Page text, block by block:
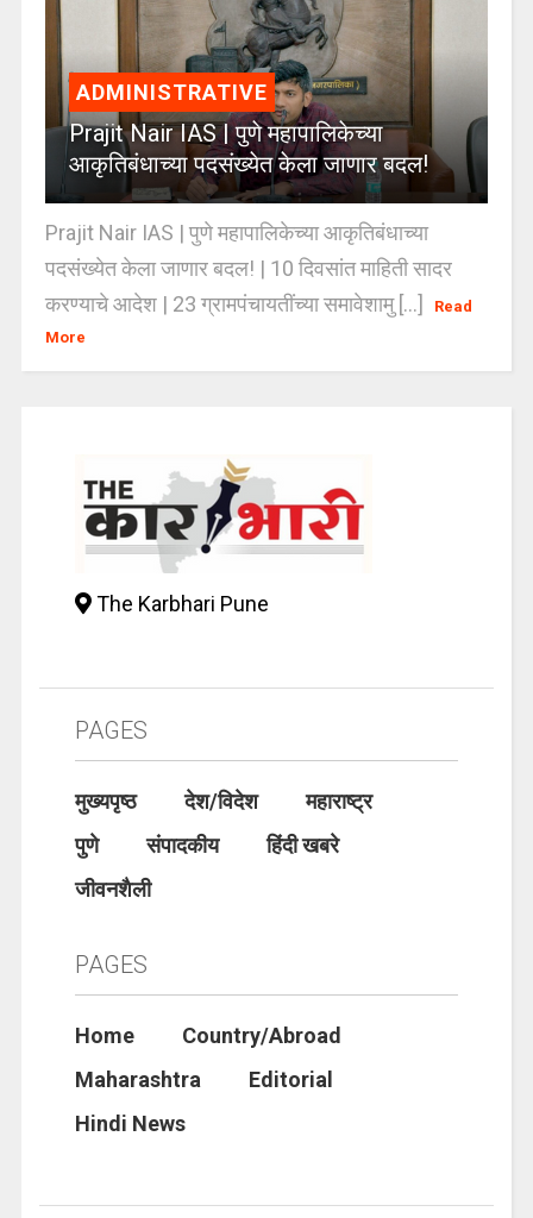
ADMINISTRATIVE
Prajit Nair IAS | पुणे महापालिकेच्या
आकृतिबंधाच्या पदसंख्येत केला जाणार बदल!
Prajit Nair IAS | पुणे महापालिकेच्या आकृतिबंधाच्या
पदसंख्येत केला जाणार बदल! | 10 दिवसांत माहिती सादर
करण्याचे आदेश | 23 ग्रामपंचायतींच्या समावेशामु [...]
Read
More
The Karbhari Pune
PAGES
मुख्यपृष्ठ देश/विदेश
महाराष्ट्र
पुणे
संपादकीय
हिंदी खबरे
जीवनशैली
PAGES
Home
Country/Abroad
Maharashtra
Editorial
Hindi News